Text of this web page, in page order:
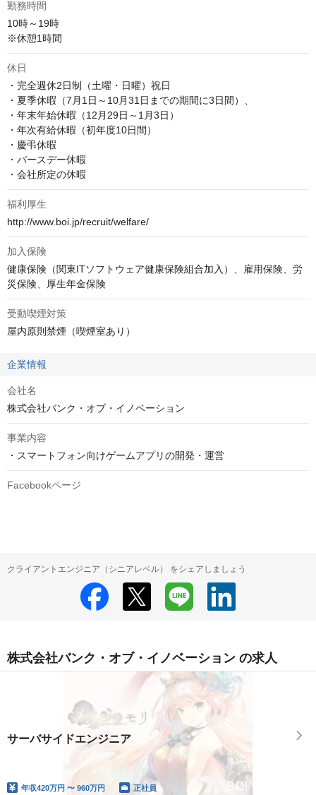
勤務時間
10時～19時
※休憩1時間
休日
・完全週休2日制（土曜・日曜）祝日
・夏季休暇（7月1日～10月31日までの期間に3日間）、
・年末年始休暇（12月29日～1月3日）
・年次有給休暇（初年度10日間）
・慶弔休暇
・バースデー休暇
・会社所定の休暇
福利厚生
http://www.boi.jp/recruit/welfare/
加入保険
健康保険（関東ITソフトウェア健康保険組合加入）、雇用保険、労
災保険、厚生年金保険
受動喫煙対策
屋内原則禁煙（喫煙室あり）
企業情報
会社名
株式会社バンク・オブ・イノベーション
事業内容
・スマートフォン向けゲームアプリの開発・運営
Facebookページ
クライアントエンジニア（シニアレベル） をシェアしましょう
株式会社バンク・オブ・イノベーション の求人
サーバサイドエンジニア
年収420万円 〜 960万円 正社員